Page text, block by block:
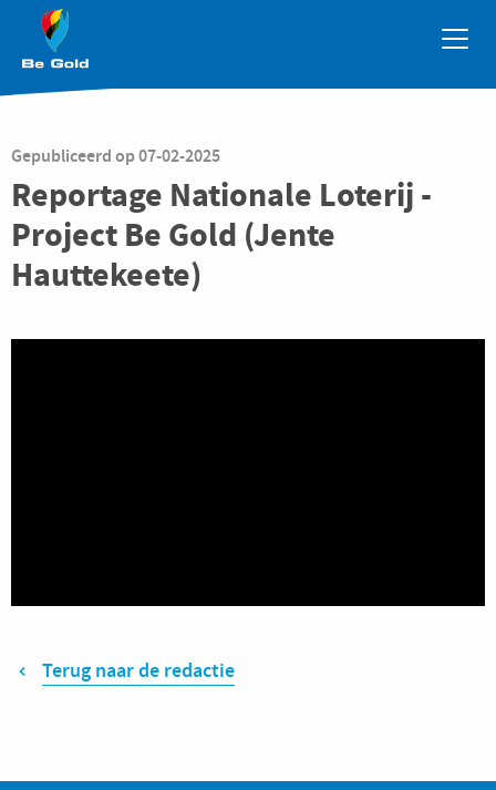
Overslaan en naar de inhoud gaan
Gepubliceerd op07-02-2025
Reportage Nationale Loterij -
Project Be Gold (Jente
Hauttekeete)
Terug naar de redactie